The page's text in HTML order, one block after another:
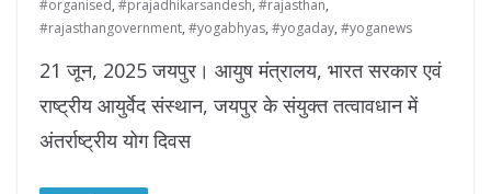
#organised, #prajadhikarsandesh, #rajasthan,
#rajasthangovernment, #yogabhyas, #yogaday, #yoganews
21 जून, 2025 जयपुर। आयुष मंत्रालय, भारत सरकार एवं
राष्ट्रीय आयुर्वेद संस्थान, जयपुर के संयुक्त तत्वावधान में
अंतर्राष्ट्रीय योग दिवस